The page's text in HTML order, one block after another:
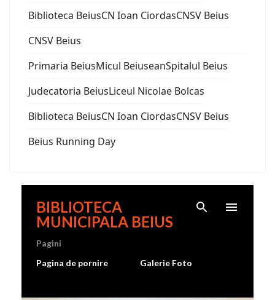
Biblioteca BeiusCN Ioan CiordasCNSV Beius
CNSV Beius
Primaria BeiusMicul BeiuseanSpitalul Beius
Judecatoria BeiusLiceul Nicolae Bolcas
Biblioteca BeiusCN Ioan CiordasCNSV Beius
Beius Running Day